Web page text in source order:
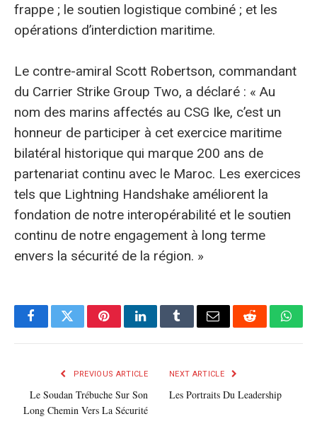
frappe ; le soutien logistique combiné ; et les
opérations d’interdiction maritime.
Le contre-amiral Scott Robertson, commandant
du Carrier Strike Group Two, a déclaré : « Au
nom des marins affectés au CSG Ike, c’est un
honneur de participer à cet exercice maritime
bilatéral historique qui marque 200 ans de
partenariat continu avec le Maroc. Les exercices
tels que Lightning Handshake améliorent la
fondation de notre interopérabilité et le soutien
continu de notre engagement à long terme
envers la sécurité de la région. »
FacebookTwitterPinterestLinkedInTumblrE-
Reddit
PREVIOUS ARTICLE
Le Soudan Trébuche Sur Son
Long Chemin Vers La Sécurité
NEXT ARTICLE
Les Portraits Du Leadership